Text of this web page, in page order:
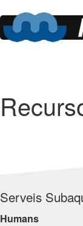
Serveis
Humans